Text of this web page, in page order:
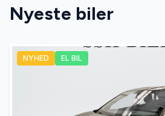
airbags
aircondition
Nyeste biler
NYHED EL BIL